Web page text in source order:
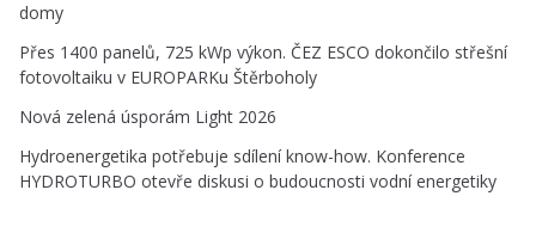
domy
Přes 1400 panelů, 725 kWp výkon. ČEZ ESCO dokončilo střešní
fotovoltaiku v EUROPARKu Štěrboholy
Nová zelená úsporám Light 2026
Hydroenergetika potřebuje sdílení know-how. Konference
HYDROTURBO otevře diskusi o budoucnosti vodní energetiky